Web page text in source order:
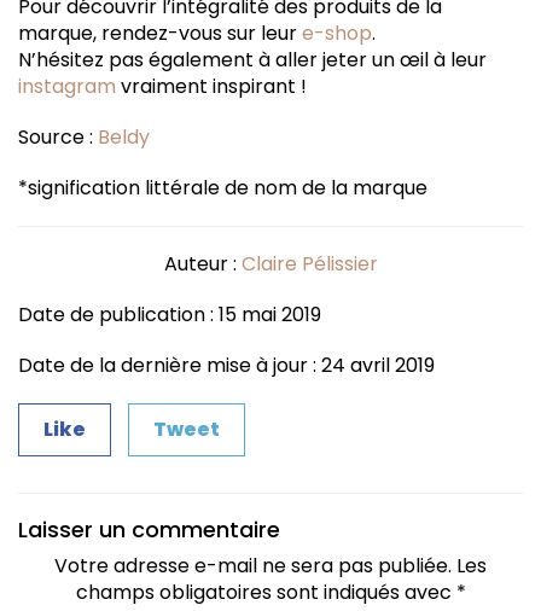
Pour découvrir l’intégralité des produits de la
marque, rendez-vous sur leure-shop.
N’hésitez pas également à aller jeter un œil à leur
instagram vraiment inspirant !
Source : Beldy
*signification littérale de nom de la marque
Auteur : Claire Pélissier
Date de publication : 15 mai 2019
Date de la dernière mise à jour : 24 avril 2019
Like Tweet
Laisser un commentaire
Votre adresse e-mail ne sera pas publiée. Les
champs obligatoires sont indiqués avec *